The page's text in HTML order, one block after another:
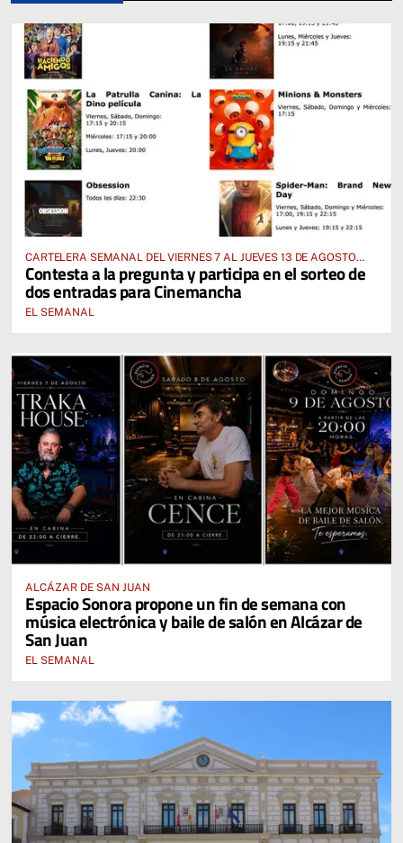
CARTELERA SEMANAL DEL VIERNES 7 AL JUEVES 13 DE AGOSTO
2026
Contesta a la pregunta y participa en el sorteo de
dos entradas para Cinemancha
EL SEMANAL
ALCÁZAR DE SAN JUAN
Espacio Sonora propone un fin de semana con
música electrónica y baile de salón en Alcázar de
San Juan
EL SEMANAL